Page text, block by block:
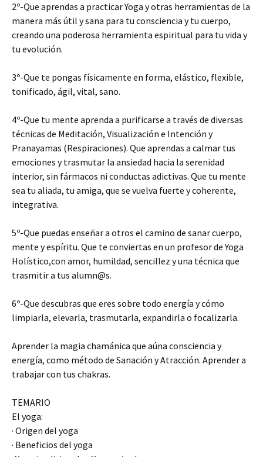
2º-Que aprendas a practicar Yoga y otras herramientas de la
manera más útil y sana para tu consciencia y tu cuerpo,
creando una poderosa herramienta espiritual para tu vida y
tu evolución.
3º-Que te pongas físicamente en forma, elástico, flexible,
tonificado, ágil, vital, sano.
4º-Que tu mente aprenda a purificarse a través de diversas
técnicas de Meditación, Visualización e Intención y
Pranayamas (Respiraciones). Que aprendas a calmar tus
emociones y trasmutar la ansiedad hacia la serenidad
interior, sin fármacos ni conductas adictivas. Que tu mente
sea tu aliada, tu amiga, que se vuelva fuerte y coherente,
integrativa.
5º-Que puedas enseñar a otros el camino de sanar cuerpo,
mente y espíritu. Que te conviertas en un profesor de Yoga
Holístico,con amor, humildad, sencillez y una técnica que
trasmitir a tus alumn@s.
6º-Que descubras que eres sobre todo energía y cómo
limpiarla, elevarla, trasmutarla, expandirla o focalizarla.
Aprender la magia chamánica que aúna consciencia y
energía, como método de Sanación y Atracción. Aprender a
trabajar con tus chakras.
TEMARIO
El yoga:
· Origen del yoga
· Beneficios del yoga